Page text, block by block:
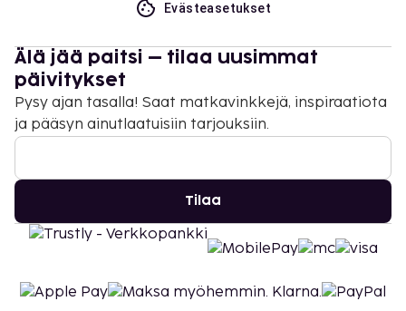
Evästeasetukset
Älä jää paitsi – tilaa uusimmat
päivitykset
Pysy ajan tasalla! Saat matkavinkkejä, inspiraatiota
ja pääsyn ainutlaatuisiin tarjouksiin.
Tilaa